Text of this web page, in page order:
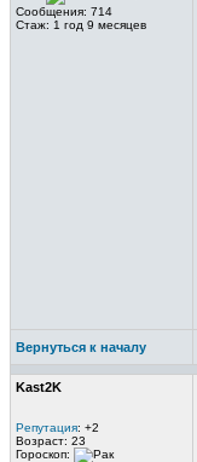
Сообщения: 714
Стаж: 1 год 9 месяцев
Вернуться к началу
Kast2K
Репутация: +2
Возраст: 23
Гороскоп: